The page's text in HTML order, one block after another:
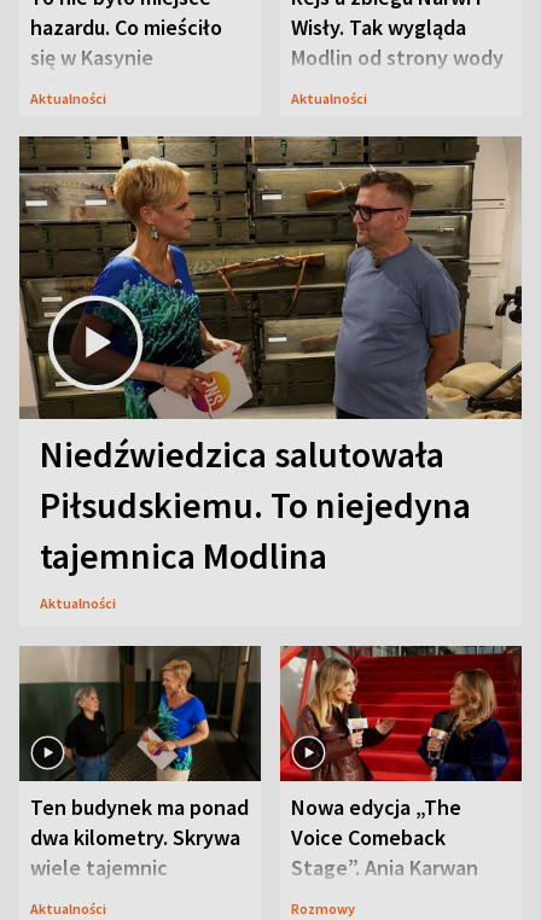
hazardu. Co mieściło
się w Kasynie
Oficerskim?
Aktualności
Wisły. Tak wygląda
Modlin od strony wody
Aktualności
Niedźwiedzica salutowała
Piłsudskiemu. To niejedyna
tajemnica Modlina
Aktualności
Ten budynek ma ponad
dwa kilometry. Skrywa
wiele tajemnic
Aktualności
Nowa edycja „The
Voice Comeback
Stage”. Ania Karwan
zapowiada
Rozmowy